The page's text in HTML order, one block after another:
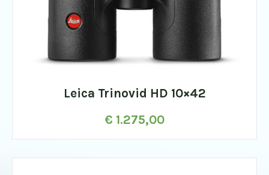
Leica Trinovid HD 10×42
€ 1.275,00